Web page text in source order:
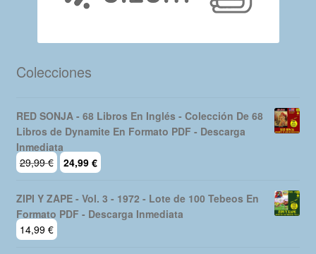
Colecciones
RED SONJA - 68 Libros En Inglés - Colección De 68
Libros de Dynamite En Formato PDF - Descarga
Inmediata
29,99€
El
precio
original
era:
24,99 €
actual
24,99 €.
ZIPI Y ZAPE - Vol. 3 - 1972 - Lote de 100 Tebeos En
Formato PDF - Descarga Inmediata
14,99 €